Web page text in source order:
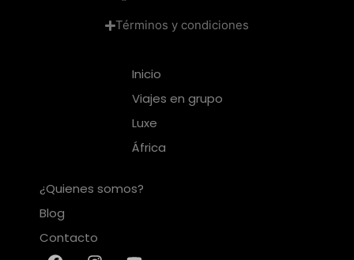
Términos y condiciones
Inicio
Viajes en grupo
Luxe
África
¿Quienes somos?
Blog
Contacto